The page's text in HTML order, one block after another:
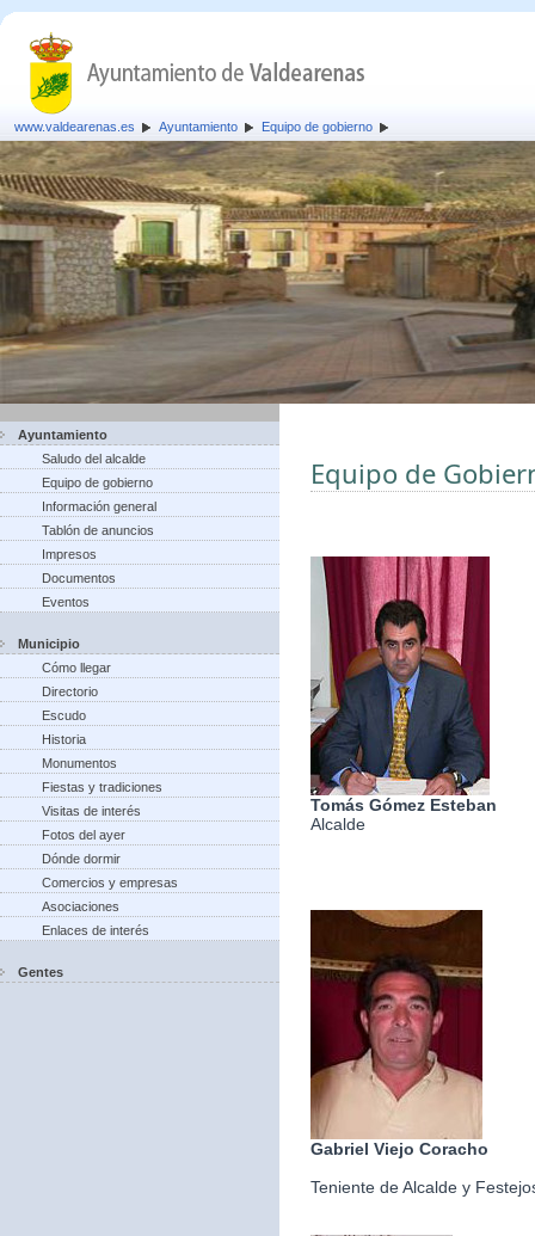
www.valdearenas.es Ayuntamiento Equipo de gobierno
Ayuntamiento
Saludo del alcalde
Equipo de gobierno
Información general
Tablón de anuncios
Impresos
Documentos
Eventos
Municipio
Cómo llegar
Directorio
Escudo
Historia
Monumentos
Fiestas y tradiciones
Visitas de interés
Fotos del ayer
Dónde dormir
Comercios y empresas
Asociaciones
Enlaces de interés
Gentes
Equipo de
Tomás Gómez Esteban
Alcalde
Gabriel Viejo Coracho
Teniente de Alcalde y